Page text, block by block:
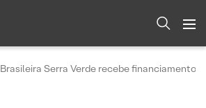
Brasileira Serra Verde recebe financiamento